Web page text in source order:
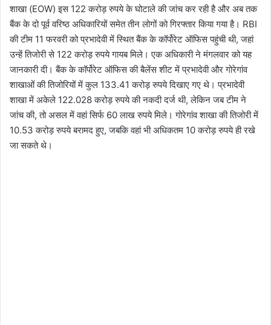
शाखा (EOW) इस 122 करोड़ रुपये के घोटाले की जांच कर रही है और अब तक
बैंक के दो पूर्व वरिष्ठ अधिकारियों समेत तीन लोगों को गिरफ्तार किया गया है। RBI
की टीम 11 फरवरी को प्रभादेवी में स्थित बैंक के कॉर्पोरेट ऑफिस पहुंची थी, जहां
उन्हें तिजोरी से 122 करोड़ रुपये गायब मिले। एक अधिकारी ने मंगलवार को यह
जानकारी दी। बैंक के कॉर्पोरेट ऑफिस की बैलेंस शीट में प्रभादेवी और गोरेगांव
शाखाओं की तिजोरियों में कुल 133.41 करोड़ रुपये दिखाए गए थे। प्रभादेवी
शाखा में अकेले 122.028 करोड़ रुपये की नकदी दर्ज थी, लेकिन जब टीम ने
जांच की, तो असल में वहां सिर्फ 60 लाख रुपये मिले। गोरेगांव शाखा की तिजोरी में
10.53 करोड़ रुपये बरामद हुए, जबकि वहां भी अधिकतम 10 करोड़ रुपये ही रखे
जा सकते थे।